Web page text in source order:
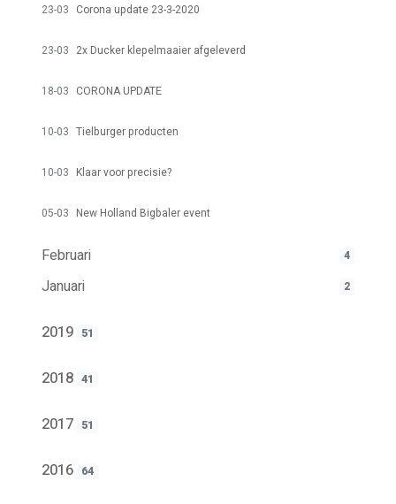
23-03 Corona update 23-3-2020
23-03 2x Ducker klepelmaaier afgeleverd
18-03 CORONA UPDATE
10-03 Tielburger producten
10-03 Klaar voor precisie?
05-03 New Holland Bigbaler event
Februari 4
Januari 2
2019 51
2018 41
2017 51
2016 64